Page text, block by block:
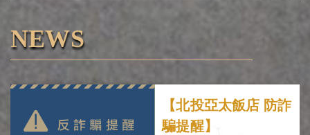
NEWS
【北投亞太飯店 防詐
騙提醒】